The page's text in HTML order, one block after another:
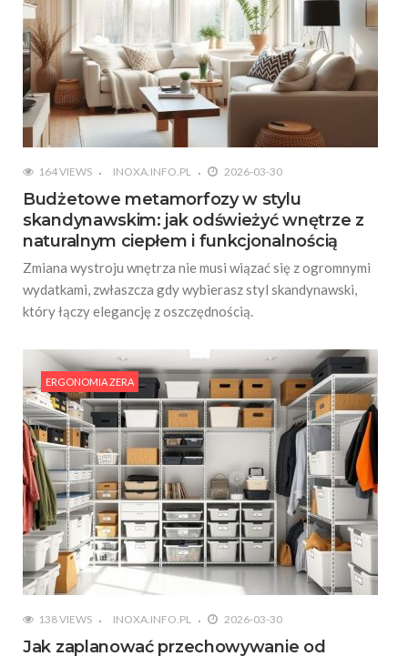
164 VIEWS INOXA.INFO.PL 2026-03-30
Budżetowe metamorfozy w stylu
skandynawskim: jak odświeżyć wnętrze z
naturalnym ciepłem i funkcjonalnością
Zmiana wystroju wnętrza nie musi wiązać się z ogromnymi
wydatkami, zwłaszcza gdy wybierasz styl skandynawski,
który łączy elegancję z oszczędnością.
ERGONOMIA ZERA
138 VIEWS INOXA.INFO.PL 2026-03-30
Jak zaplanować przechowywanie od